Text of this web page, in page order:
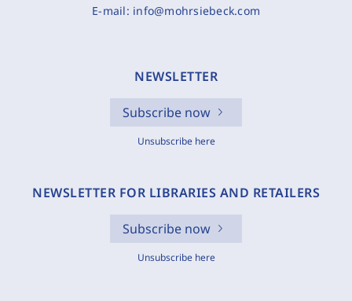
E-mail: info@mohrsiebeck.com
NEWSLETTER
Subscribe now
Unsubscribe here
NEWSLETTER FOR LIBRARIES AND RETAILERS
Subscribe now
Unsubscribe here